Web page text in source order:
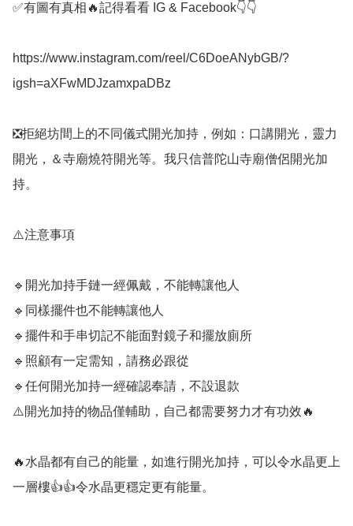
✅️有圖有真相🔥記得看看 IG & Facebook👇👇
https://www.instagram.com/reel/C6DoeANybGB/?
igsh=aXFwMDJzamxpaDBz
❎️拒絕坊間上的不同儀式開光加持，例如：口講開光，靈力
開光，＆寺廟燒符開光等。我只信普陀山寺廟僧侶開光加
持。
⚠️注意事項
🔹️開光加持手鏈一經佩戴，不能轉讓他人
🔹️同樣擺件也不能轉讓他人
🔹️擺件和手串切記不能面對鏡子和擺放廁所
🔹️照顧有一定需知，請務必跟從
🔹️任何開光加持一經確認奉請，不設退款
⚠️開光加持的物品僅輔助，自己都需要努力才有功效🔥
🔥水晶都有自己的能量，如進行開光加持，可以令水晶更上
一層樓👍👍令水晶更穩定更有能量。